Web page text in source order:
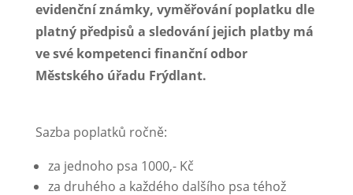
evidenční známky, vyměřování poplatku dle
platný předpisů a sledování jejich platby má
ve své kompetenci finanční odbor
Městského úřadu Frýdlant.
Sazba poplatků ročně:
za jednoho psa 1000,- Kč
za druhého a každého dalšího psa téhož